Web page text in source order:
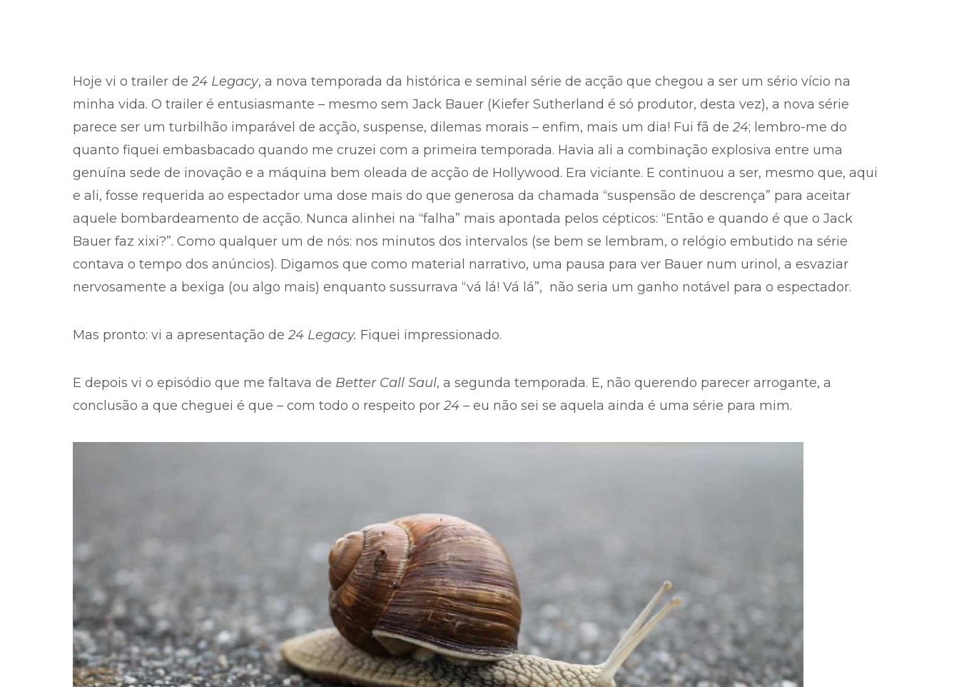
Hoje vi o trailer de24 Legacy, a nova temporada da histórica e seminal série de acção que chegou a ser um sério vício na
minha vida. O trailer é entusiasmante – mesmo sem Jack Bauer (Kiefer Sutherland é só produtor, desta vez), a nova série
parece ser um turbilhão imparável de acção, suspense, dilemas morais – enfim, mais um dia! Fui fã de24; lembro-me do
quanto fiquei embasbacado quando me cruzei com a primeira temporada. Havia ali a combinação explosiva entre uma
genuína sede de inovação e a máquina bem oleada de acção de Hollywood. Era viciante. E continuou a ser, mesmo que, aqui
e ali, fosse requerida ao espectador uma dose mais do que generosa da chamada “suspensão de descrença” para aceitar
aquele bombardeamento de acção. Nunca alinhei na “falha” mais apontada pelos cépticos: “Então e quando é que o Jack
Bauer faz xixi?”. Como qualquer um de nós: nos minutos dos intervalos (se bem se lembram, o relógio embutido na série
contava o tempo dos anúncios). Digamos que como material narrativo, uma pausa para ver Bauer num urinol, a esvaziar
nervosamente a bexiga (ou algo mais) enquanto sussurrava “vá lá! Vá lá”, não seria um ganho notável para o espectador.
Mas pronto: vi a apresentação de24 Legacy. Fiquei impressionado.
E depois vi o episódio que me faltava de Better Call Saul, a segunda temporada. E, não querendo parecer arrogante, a
conclusão a que cheguei é que – com todo o respeito por24 – eu não sei se aquela ainda é uma série para mim.